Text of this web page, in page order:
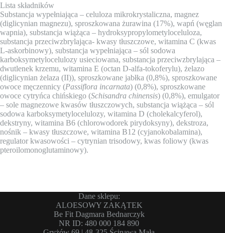
Lista składników
Substancja wypełniająca – celuloza mikrokrystaliczna, magnez
(diglicynian magnezu), sproszkowana żurawina (17%), wapń (węglan
wapnia), substancja wiążąca – hydroksypropylometyloceluloza,
substancja przeciwzbrylająca- kwasy tłuszczowe, witamina C (kwas
L-askorbinowy), substancja wypełniająca – sól sodowa
karboksymetylocelulozy usieciowana, substancja przeciwzbrylająca –
dwutlenek krzemu, witamina E (octan D-alfa-tokoferylu), żelazo
(diglicynian żelaza (II)), sproszkowane jabłka (0,8%), sproszkowane
owoce męczennicy (Passiflora incarnata) (0,8%), sproszkowane
owoce cytryńca chińskiego (Schisandra chinensis) (0,8%), emulgator
– sole magnezowe kwasów tłuszczowych, substancja wiążąca – sól
sodowa karboksymetylocelulozy, witamina D (cholekalcyferol),
dekstryny, witamina B6 (chlorowodorek pirydoksyny), dekstroza,
nośnik – kwasy tłuszczowe, witamina B12 (cyjanokobalamina),
regulator kwasowości – cytrynian trisodowy, kwas foliowy (kwas
pteroilomonoglutaminowy).
Dane sklepu:
ALOESOWY ZAKĄTEK
Be Fit Dagmara Bednarczyk
NR ID: 480 000 184 890